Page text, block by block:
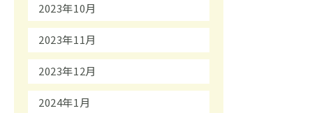
2023年10月
2023年11月
2023年12月
2024年1月